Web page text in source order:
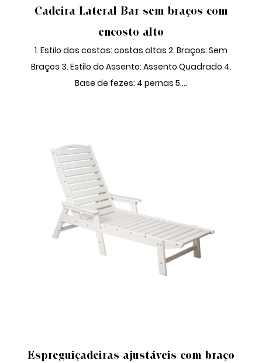
Cadeira Lateral Bar sem braços com
encosto alto
1. Estilo das costas: costas altas 2. Braços: Sem
Braços 3. Estilo do Assento: Assento Quadrado 4.
Base de fezes: 4 pernas 5....
Espreguiçadeiras ajustáveis ​​com braço